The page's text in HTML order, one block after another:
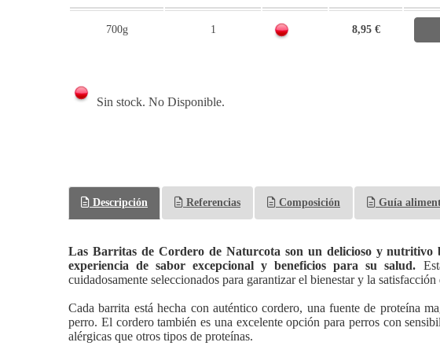
700g 1 8,95 €
Sin stock. No Disponible.
Descripción Referencias Composición Guía
Las Barritas de Cordero de Naturcota son un delicioso y
experiencia de sabor excepcional y beneficios para su salud.
cuidadosamente seleccionados para garantizar el bienestar y la satisfacción
Cada barrita está hecha con auténtico cordero, una fuente de proteína
perro. El cordero también es una excelente opción para perros con
alérgicas que otros tipos de proteínas.